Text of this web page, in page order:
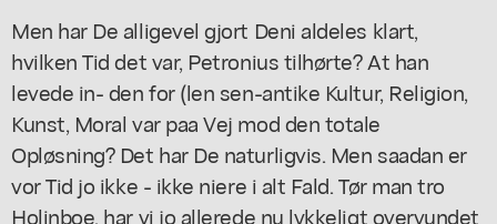
Men har De alligevel gjort Deni aldeles klart,
hvilken Tid det var, Petronius tilhørte? At han
levede in- den for (len sen-antike Kultur, Religion,
Kunst, Moral var paa Vej mod den totale
Opløsning? Det har De naturligvis. Men saadan er
vor Tid jo ikke - ikke niere i alt Fald. Tør man tro
Holinboe, har vi jo allerede nu lykkeligt overvundet